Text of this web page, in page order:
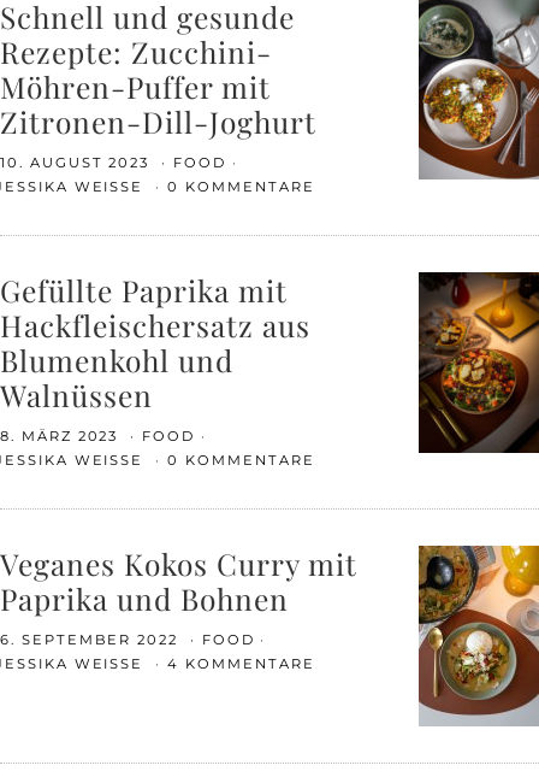
Schnell und gesunde
Rezepte: Zucchini-
Möhren-Puffer mit
Zitronen-Dill-Joghurt
10. AUGUST 2023
FOOD
WEISSE
0 KOMMENTARE
Gefüllte Paprika mit
Hackfleischersatz aus
Blumenkohl und
Walnüssen
8. MÄRZ 2023
FOOD
WEISSE
0 KOMMENTARE
Veganes Kokos Curry mit
Paprika und Bohnen
6. SEPTEMBER 2022
FOOD
WEISSE
4 KOMMENTARE